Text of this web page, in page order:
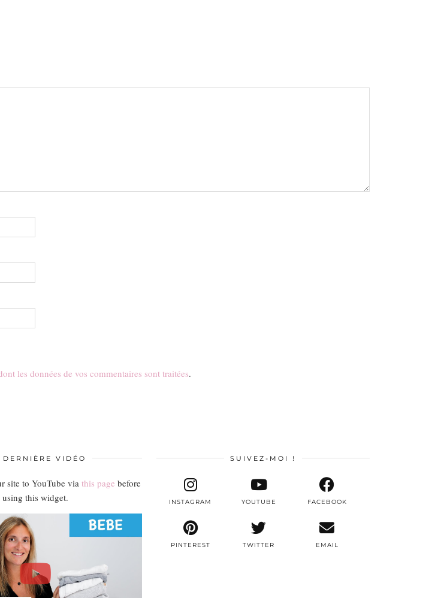
les données de vos commentaires sont traitées.
DERNIÈRE VIDÉO
site to YouTube via this page before
using this widget.
SUIVEZ-MOI !
TWITTER
INSTAGRAM FACEBOOK
PINTEREST
YOUTUBE
EMAIL